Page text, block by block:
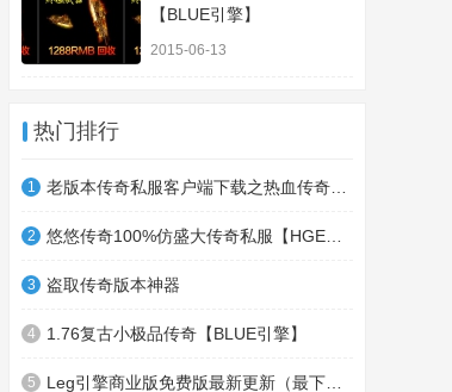
【BLUE引擎】
2015-06-13
热门排行
1
2
3 盗取传奇版本神器
4 1.76复古小极品传奇【BLUE引擎】
5